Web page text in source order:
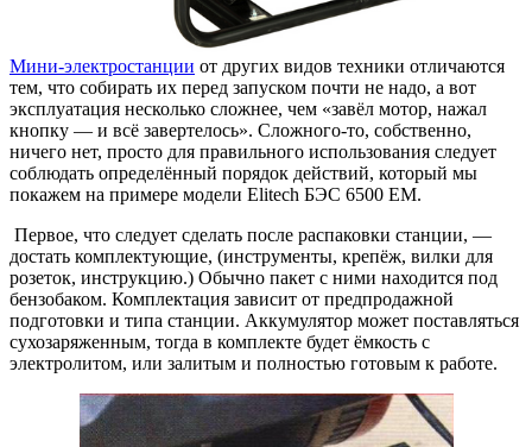
Мини-электростанции от других видов техники отличаются
тем, что собирать их перед запуском почти не надо, а вот
эксплуатация несколько сложнее, чем «завёл мотор, нажал
кнопку — и всё завертелось». Сложного-то, собственно,
ничего нет, просто для правильного использования следует
соблюдать определённый порядок действий, который мы
покажем на примере модели Elitech БЭС 6500 ЕМ.
Первое, что следует сделать после распаковки станции, —
достать комплектующие, (инструменты, крепёж, вилки для
розеток, инструкцию.) Обычно пакет с ними находится под
бензобаком. Комплектация зависит от предпродажной
подготовки и типа станции. Аккумулятор может поставляться
сухозаряженным, тогда в комплекте будет ёмкость с
электролитом, или залитым и полностью готовым к работе.